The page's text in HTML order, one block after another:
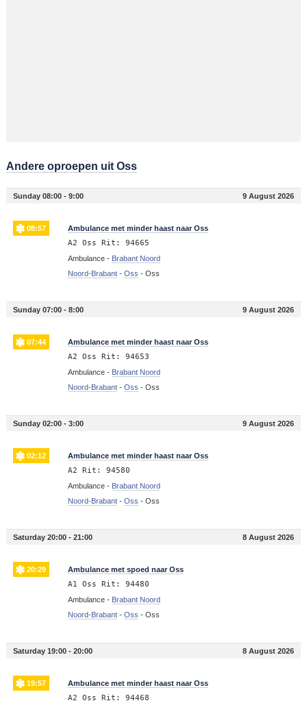
Andere oproepen uit Oss
Sunday 08:00 - 9:00 9 August 2026
08:57 Ambulance met minder haast naar Oss
A2 Oss Rit: 94665
Ambulance - Brabant Noord
Noord-Brabant- Oss - Oss
Sunday 07:00 - 8:00 9 August 2026
07:44 Ambulance met minder haast naar Oss
A2 Oss Rit: 94653
Ambulance - Brabant Noord
Noord-Brabant- Oss - Oss
Sunday 02:00 - 3:00 9 August 2026
02:12 Ambulance met minder haast naar Oss
A2 Rit: 94580
Ambulance - Brabant Noord
Noord-Brabant- Oss - Oss
Saturday 20:00 - 21:00 8 August 2026
20:29 Ambulance met spoed naar Oss
A1 Oss Rit: 94480
Ambulance - Brabant Noord
Noord-Brabant- Oss - Oss
Saturday 19:00 - 20:00 8 August 2026
19:57 Ambulance met minder haast naar Oss
A2 Oss Rit: 94468